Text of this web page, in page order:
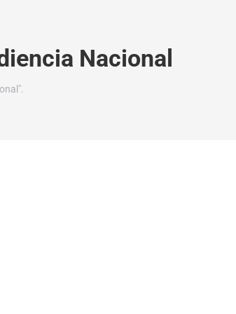
Nacional